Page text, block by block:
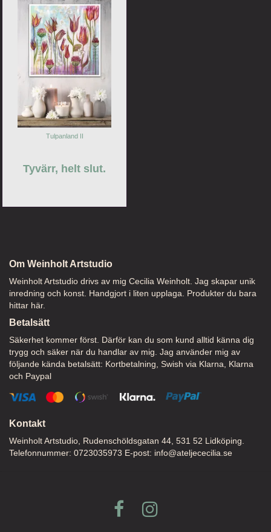
Tulpanland II
Tyvärr, helt slut.
Om Weinholt Artstudio
Weinholt Artstudio drivs av mig Cecilia Weinholt. Jag skapar unik
inredning och konst. Handgjort i liten upplaga. Produkter du bara
hittar här.
Betalsätt
Säkerhet kommer först. Därför kan du som kund alltid känna dig
trygg och säker när du handlar av mig. Jag använder mig av
följande kända betalsätt: Kortbetalning, Swish via Klarna, Klarna
och Paypal
Kontakt
Weinholt Artstudio, Rudenschöldsgatan 44, 531 52 Lidköping.
Telefonnummer: 0723035973 E-post: info@ateljececilia.se